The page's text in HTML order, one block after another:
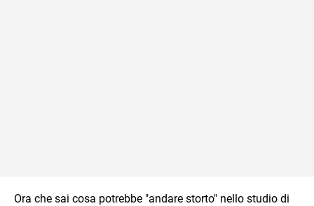
Ora che sai cosa potrebbe "andare storto" nello studio di